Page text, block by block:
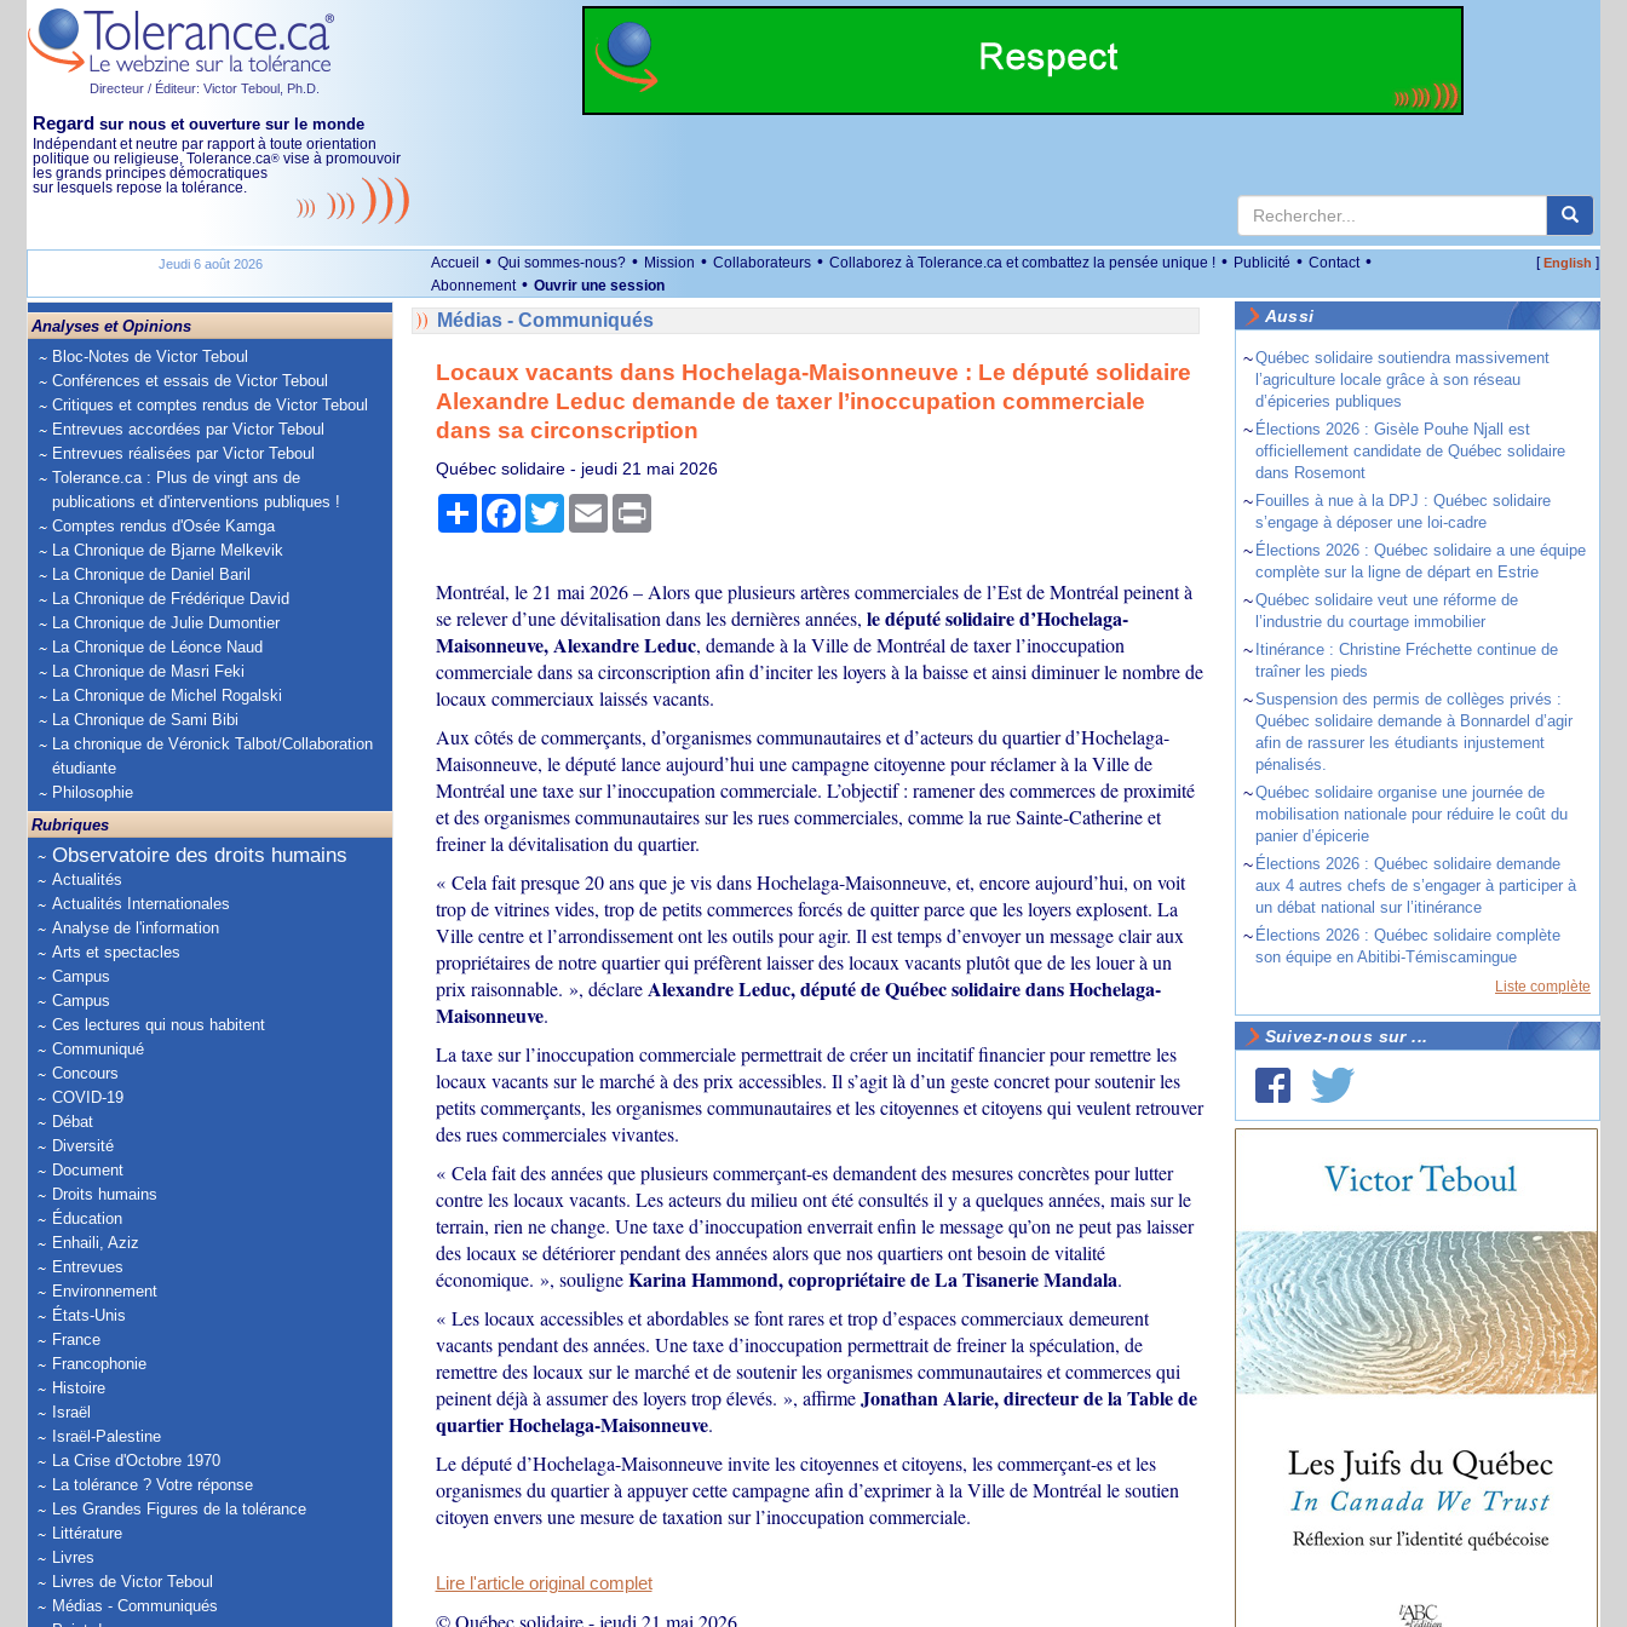
Directeur / Éditeur: Victor Teboul, Ph.D.
Regard sur nous et ouverture sur le monde
Indépendant et neutre par rapport à toute orientation
politique ou religieuse, Tolerance.ca® vise à promouvoir
les grands principes démocratiques
sur lesquels repose la tolérance.
Jeudi 6 août 2026 Accueil • Qui sommes-nous? • Mission • Collaborateurs • Collaborez à Tolerance.ca et combattez la pensée unique ! • Publicité • Contact •
Abonnement • Ouvrir une session
[English ]
Analyses et Opinions
Bloc-Notes de Victor Teboul
Conférences et essais de Victor Teboul
Critiques et comptes rendus de Victor Teboul
Entrevues accordées par Victor Teboul
Entrevues réalisées par Victor Teboul
Tolerance.ca : Plus de vingt ans de
publications et d'interventions publiques !
Comptes rendus d'Osée Kamga
La Chronique de Bjarne Melkevik
La Chronique de Daniel Baril
La Chronique de Frédérique David
La Chronique de Julie Dumontier
La Chronique de Léonce Naud
La Chronique de Masri Feki
La Chronique de Michel Rogalski
La Chronique de Sami Bibi
La chronique de Véronick Talbot/Collaboration
étudiante
Philosophie
Rubriques
Observatoire des droits humains
Actualités
Actualités Internationales
Analyse de l'information
Arts et spectacles
Campus
Campus
Ces lectures qui nous habitent
Communiqué
Concours
COVID-19
Débat
Diversité
Document
Droits humains
Éducation
Enhaili, Aziz
Entrevues
Environnement
États-Unis
France
Francophonie
Histoire
Israël
Israël-Palestine
La Crise d'Octobre 1970
La tolérance ? Votre réponse
Les Grandes Figures de la tolérance
Littérature
Livres
Livres de Victor Teboul
Médias - Communiqués
Médias - Communiqués
Locaux vacants dans Hochelaga-Maisonneuve : Le député solidaire
Alexandre Leduc demande de taxer l’inoccupation commerciale
dans sa circonscription
Québec solidaire - jeudi 21 mai 2026
PartagerFacebook
TwitterEmail Print
Montréal, le 21 mai 2026 – Alors que plusieurs artères commerciales de l’Est de Montréal peinent à
se relever d’une dévitalisation dans les dernières années, le député solidaire d’Hochelaga-
Maisonneuve, Alexandre Leduc, demande à la Ville de Montréal de taxer l’inoccupation
commerciale dans sa circonscription afin d’inciter les loyers à la baisse et ainsi diminuer le nombre de
locaux commerciaux laissés vacants.
Aux côtés de commerçants, d’organismes communautaires et d’acteurs du quartier d’Hochelaga-
Maisonneuve, le député lance aujourd’hui une campagne citoyenne pour réclamer à la Ville de
Montréal une taxe sur l’inoccupation commerciale. L’objectif : ramener des commerces de proximité
et des organismes communautaires sur les rues commerciales, comme la rue Sainte-Catherine et
freiner la dévitalisation du quartier.
« Cela fait presque 20 ans que je vis dans Hochelaga-Maisonneuve, et, encore aujourd’hui, on voit
trop de vitrines vides, trop de petits commerces forcés de quitter parce que les loyers explosent. La
Ville centre et l’arrondissement ont les outils pour agir. Il est temps d’envoyer un message clair aux
propriétaires de notre quartier qui préfèrent laisser des locaux vacants plutôt que de les louer à un
prix raisonnable. », déclareAlexandre Leduc, député de Québec solidaire dans Hochelaga-
Maisonneuve.
La taxe sur l’inoccupation commerciale permettrait de créer un incitatif financier pour remettre les
locaux vacants sur le marché à des prix accessibles. Il s’agit là d’un geste concret pour soutenir les
petits commerçants, les organismes communautaires et les citoyennes et citoyens qui veulent retrouver
des rues commerciales vivantes.
« Cela fait des années que plusieurs commerçant-es demandent des mesures concrètes pour lutter
contre les locaux vacants. Les acteurs du milieu ont été consultés il y a quelques années, mais sur le
terrain, rien ne change. Une taxe d’inoccupation enverrait enfin le message qu’on ne peut pas laisser
des locaux se détériorer pendant des années alors que nos quartiers ont besoin de vitalité
économique. », souligneKarina Hammond, copropriétaire de La Tisanerie Mandala.
« Les locaux accessibles et abordables se font rares et trop d’espaces commerciaux demeurent
vacants pendant des années. Une taxe d’inoccupation permettrait de freiner la spéculation, de
remettre des locaux sur le marché et de soutenir les organismes communautaires et commerces qui
peinent déjà à assumer des loyers trop élevés. », affirmeJonathan Alarie, directeur de la Table de
quartier Hochelaga-Maisonneuve.
Le député d’Hochelaga-Maisonneuve invite les citoyennes et citoyens, les commerçant-es et les
organismes du quartier à appuyer cette campagne afin d’exprimer à la Ville de Montréal le soutien
citoyen envers une mesure de taxation sur l’inoccupation commerciale.
Lire l'article original complet
© Québec solidaire-jeudi 21 mai 2026
Aussi
~Québec solidaire soutiendra massivement
l’agriculture locale grâce à son réseau
d’épiceries publiques
~ Élections 2026 : Gisèle Pouhe Njall est
officiellement candidate de Québec solidaire
dans Rosemont
~ Fouilles à nue à la DPJ : Québec solidaire
s’engage à déposer une loi-cadre
~ Élections 2026 : Québec solidaire a une équipe
complète sur la ligne de départ en Estrie
~Québec solidaire veut une réforme de
l’industrie du courtage immobilier
~ Itinérance : Christine Fréchette continue de
traîner les pieds
~Suspension des permis de collèges privés :
Québec solidaire demande à Bonnardel d’agir
afin de rassurer les étudiants injustement
pénalisés.
~Québec solidaire organise une journée de
mobilisation nationale pour réduire le coût du
panier d’épicerie
~ Élections 2026 : Québec solidaire demande
aux 4 autres chefs de s’engager à participer à
un débat national sur l’itinérance
~ Élections 2026 : Québec solidaire complète
son équipe en Abitibi-Témiscamingue
Liste complète
Suivez-nous sur ...